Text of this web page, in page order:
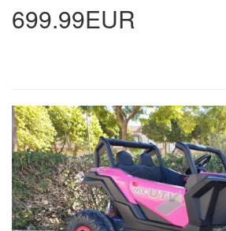
699.99EUR